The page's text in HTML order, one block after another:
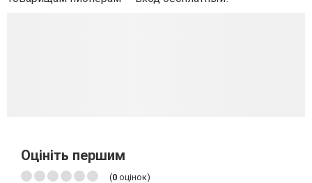
Оцініть першим
(0 оцінок)